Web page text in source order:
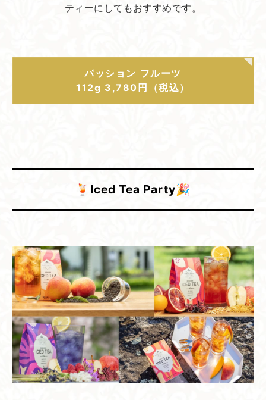
ティーにしてもおすすめです。
パッション フルーツ
112g 3,780円（税込）
🍹Iced Tea Party🎉